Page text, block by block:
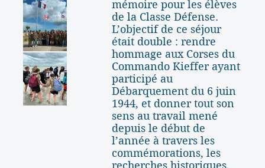
mémoire pour les élèves
de la Classe Défense.
L’objectif de ce séjour
était double : rendre
hommage aux Corses du
Commando Kieffer ayant
participé au
Débarquement du 6 juin
1944, et donner tout son
sens au travail mené
depuis le début de
l’année à travers les
commémorations, les
recherches historiques,